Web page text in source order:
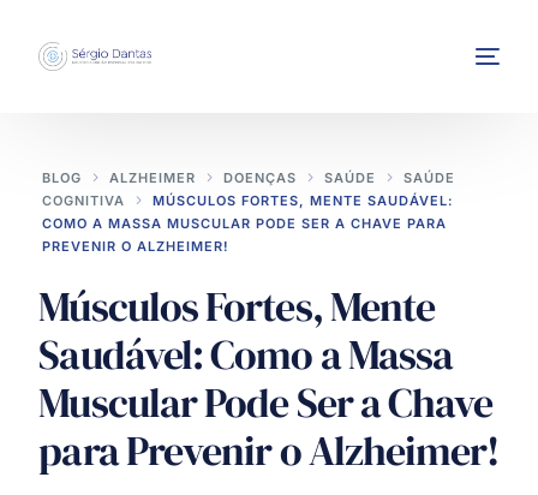
BLOG ALZHEIMER DOENÇAS SAÚDE
SAÚDE
COGNITIVA
MÚSCULOS FORTES, MENTE SAUDÁVEL:
COMO A MASSA MUSCULAR PODE SER A CHAVE PARA
PREVENIR O ALZHEIMER!
Músculos Fortes, Mente
Saudável: Como a Massa
Muscular Pode Ser a Chave
para Prevenir o Alzheimer!
INTERVENÇÕES